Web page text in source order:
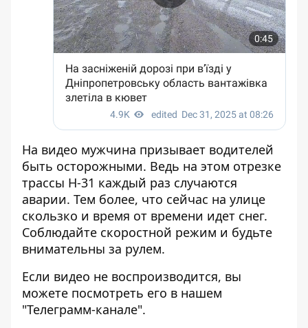
На видео мужчина призывает водителей
быть осторожными. Ведь на этом отрезке
трассы Н-31 каждый раз случаются
аварии. Тем более, что сейчас на улице
скользко и время от времени идет снег.
Соблюдайте скоростной режим и будьте
внимательны за рулем.
Если видео не воспроизводится, вы
можете посмотреть его в нашем
"Телеграмм-канале".